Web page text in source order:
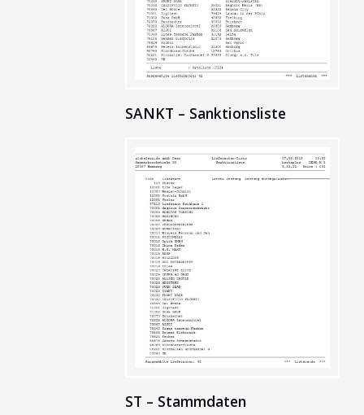
SANKT – Sanktionsliste
ST – Stammdaten